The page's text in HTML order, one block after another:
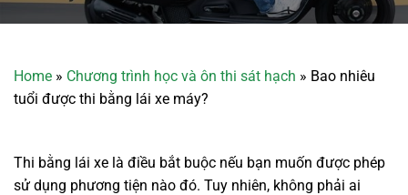
Home » Chương trình học và ôn thi sát hạch » Bao nhiêu
tuổi được thi bằng lái xe máy?
Thi bằng lái xe là điều bắt buộc nếu bạn muốn được phép
sử dụng phương tiện nào đó. Tuy nhiên, không phải ai